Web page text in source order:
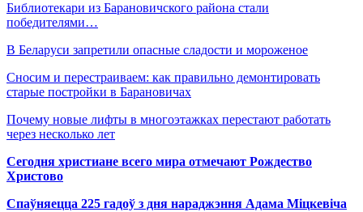
Библиотекари из Барановичского района стали
победителями…
В Беларуси запретили опасные сладости и мороженое
Сносим и перестраиваем: как правильно демонтировать
старые постройки в Барановичах
Почему новые лифты в многоэтажках перестают работать
через несколько лет
Сегодня христиане всего мира отмечают Рождество
Христово
Спаўняецца 225 гадоў з дня нараджэння Адама Міцкевіча